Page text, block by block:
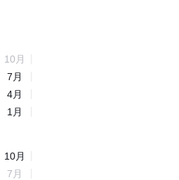
10 月
7 月
4月
1 月
10月
7 月